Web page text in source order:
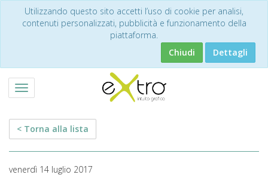
Utilizzando questo sito accetti l’uso di cookie per analisi,
contenuti personalizzati, pubblicità e funzionamento della
piattaforma.
Chiudi
Dettagli
Toggle
navigation
< Torna alla lista
venerdì 14 luglio 2017